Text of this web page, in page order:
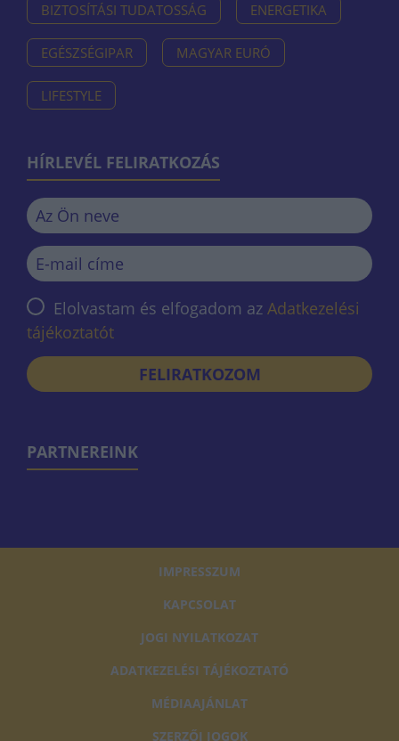
BIZTOSÍTÁSI TUDATOSSÁG ENERGETIKA
EGÉSZSÉGIPAR MAGYAR EURÓ
LIFESTYLE
HÍRLEVÉL FELIRATKOZÁS
Elolvastam és elfogadom az Adatkezelési
tájékoztatót
FELIRATKOZOM
PARTNEREINK
IMPRESSZUM
KAPCSOLAT
JOGI NYILATKOZAT
ADATKEZELÉSI TÁJÉKOZTATÓ
MÉDIAAJÁNLAT
SZERZŐI JOGOK